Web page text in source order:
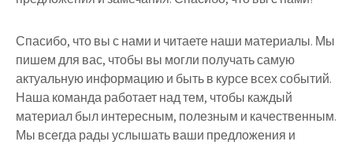
Спасибо, что вы с нами и читаете наши материалы. Мы
пишем для вас, чтобы вы могли получать самую
актуальную информацию и быть в курсе всех событий.
Наша команда работает над тем, чтобы каждый
материал был интересным, полезным и качественным.
Мы всегда рады услышать ваши предложения и